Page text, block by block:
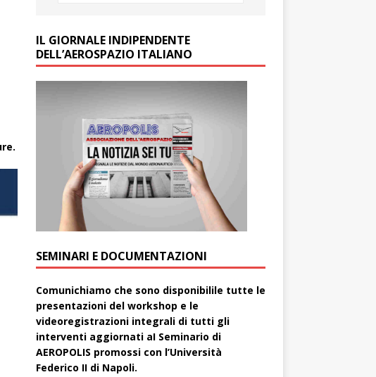
IL GIORNALE INDIPENDENTE
DELL’AEROSPAZIO ITALIANO
SEMINARI E DOCUMENTAZIONI
Comunichiamo che sono disponibilile tutte le
presentazioni del workshop e le
videoregistrazioni integrali di tutti gli
interventi aggiornati aI Seminario di
AEROPOLIS promossi con l’Università
Federico II di Napoli.